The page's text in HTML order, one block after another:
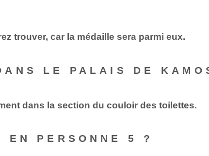
trouver, car la médaille sera parmi eux.
LE PALAIS DE
dans la section du couloir des toilettes.
PERSONNE 5 ?